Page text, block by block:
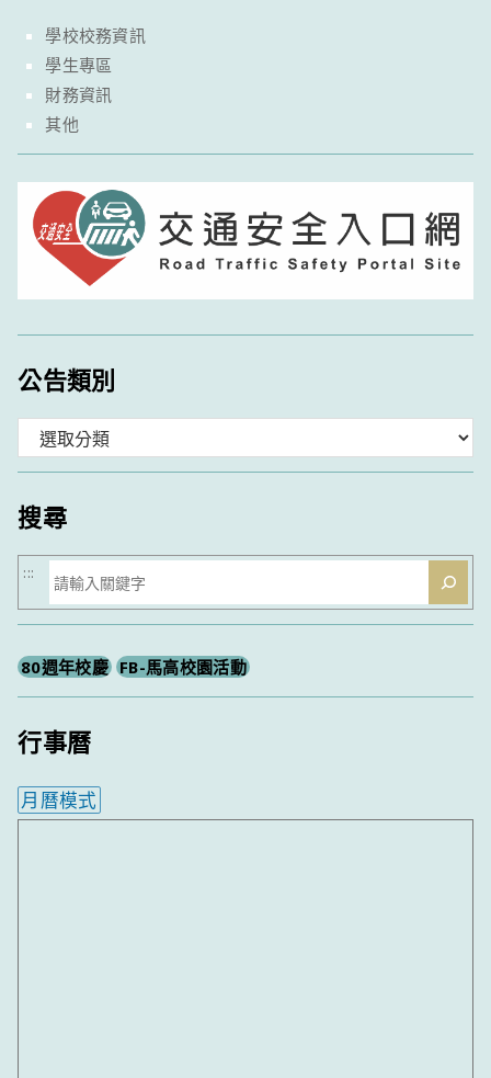
學校校務資訊
學生專區
財務資訊
其他
公告類別
類
搜尋
搜
尋
:::
80週年校慶 FB-馬高校園活動
行事曆
月曆模式